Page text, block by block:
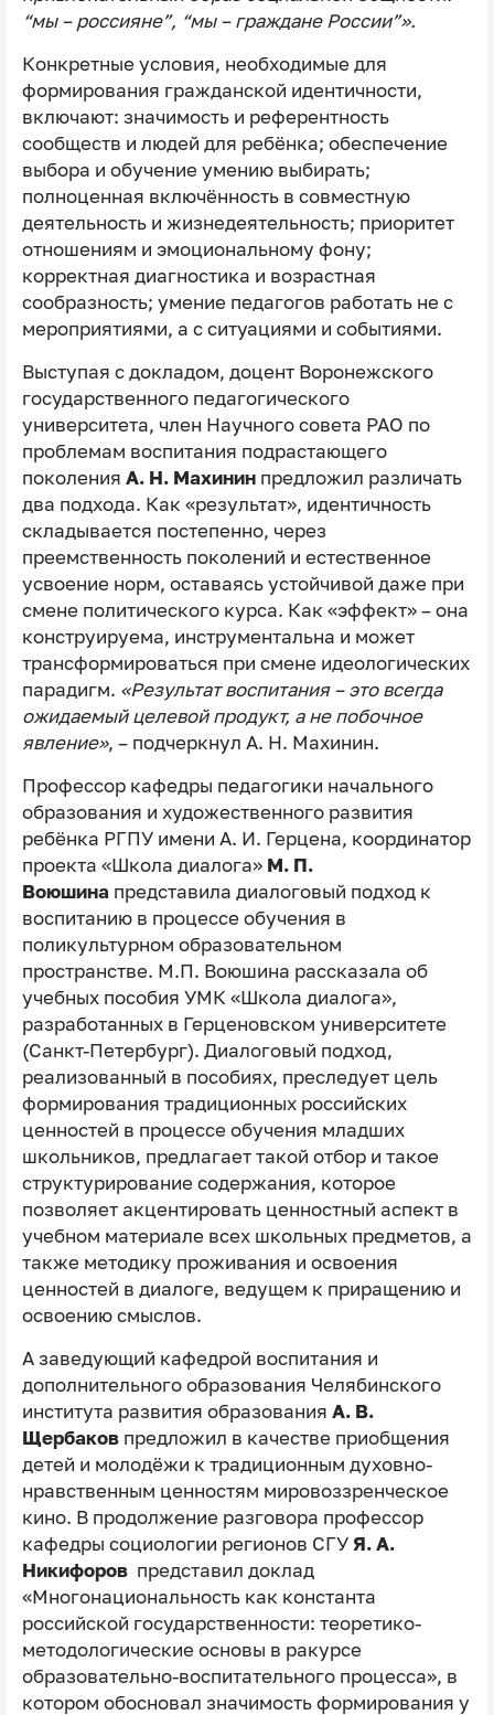
“мы – россияне”, “мы – граждане России”».
Конкретные условия, необходимые для
формирования гражданской идентичности,
включают: значимость и референтность
сообществ и людей для ребёнка; обеспечение
выбора и обучение умению выбирать;
полноценная включённость в совместную
деятельность и жизнедеятельность; приоритет
отношениям и эмоциональному фону;
корректная диагностика и возрастная
сообразность; умение педагогов работать не с
мероприятиями, а с ситуациями и событиями.
Выступая с докладом, доцент Воронежского
государственного педагогического
университета, член Научного совета РАО по
проблемам воспитания подрастающего
поколения А. Н. Махининпредложил различать
два подхода. Как «результат», идентичность
складывается постепенно, через
преемственность поколений и естественное
усвоение норм, оставаясь устойчивой даже при
смене политического курса. Как «эффект» – она
конструируема, инструментальна и может
трансформироваться при смене идеологических
парадигм. «Результат воспитания – это всегда
ожидаемый целевой продукт, а не побочное
явление», – подчеркнул А. Н. Махинин.
Профессор кафедры педагогики начального
образования и художественного развития
ребёнка РГПУ имени А. И. Герцена, координатор
проекта «Школа диалога» М. П.
Воюшина представила диалоговый подход к
воспитанию в процессе обучения в
поликультурном образовательном
пространстве. М.П. Воюшина рассказала об
учебных пособия УМК «Школа диалога»,
разработанных в Герценовском университете
(Санкт-Петербург). Диалоговый подход,
реализованный в пособиях, преследует цель
формирования традиционных российских
ценностей в процессе обучения младших
школьников, предлагает такой отбор и такое
структурирование содержания, которое
позволяет акцентировать ценностный аспект в
учебном материале всех школьных предметов, а
также методику проживания и освоения
ценностей в диалоге, ведущем к приращению и
освоению смыслов.
А заведующий кафедрой воспитания и
дополнительного образования Челябинского
института развития образования А. В.
Щербаковпредложил в качестве приобщения
детей и молодёжи к традиционным духовно-
нравственным ценностям мировоззренческое
кино. В продолжение разговора профессор
кафедры социологии регионов СГУ Я. А.
Никифоровпредставил доклад
«Многонациональность как константа
российской государственности: теоретико-
методологические основы в ракурсе
образовательно-воспитательного процесса», в
котором обосновал значимость формирования у